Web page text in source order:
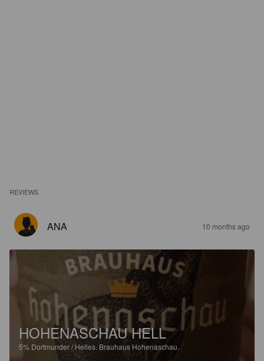
REVIEWS
ANA 10 months ago
HOHENASCHAU HELL
5% Dortmunder / Helles. Brauhaus Hohenaschau.